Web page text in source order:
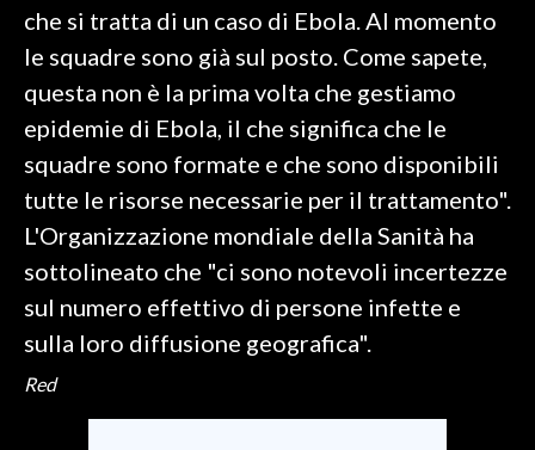
che si tratta di un caso di Ebola. Al momento
le squadre sono già sul posto. Come sapete,
questa non è la prima volta che gestiamo
epidemie di Ebola, il che significa che le
squadre sono formate e che sono disponibili
tutte le risorse necessarie per il trattamento".
L'Organizzazione mondiale della Sanità ha
sottolineato che "ci sono notevoli incertezze
sul numero effettivo di persone infette e
sulla loro diffusione geografica".
Red